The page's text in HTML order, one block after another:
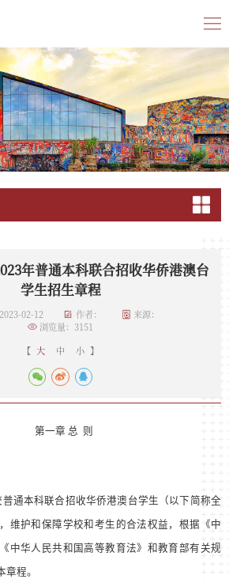
年普通本科联合招收华侨港澳台
学生招生章程
02-12 作者：
来源：
浏览量：3151
【 大 中 小 】
第一章 总 则
通本科联合招收华侨港澳台学生（以下简称全
维护和保障学校和考生的合法权益，根据《中
中华人民共和国高等教育法》和教育部有关规
程。